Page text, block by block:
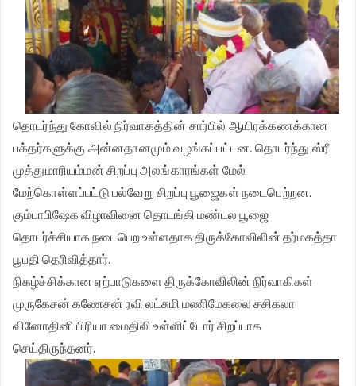
தொடர்ந்து கோவில் நிர்வாகத்தின் சார்பில் ஆயிரக்கணக்கான
பக்தர்களுக்கு அன்னதானமும் வழங்கப்பட்டன. தொடர்ந்து ஸ்ரீ
முத்துமாரியம்மன் சிறப்பு அலங்காரங்கள் மேல்
மேற்கொள்ளப்பட்டு பல்வேறு சிறப்பு பூஜைகள் நடைபெற்றன.
கும்பாபிஷேக விழாவினை தொடங்கி மண்டல பூஜை
தொடர்ச்சியாக நடைபெற உள்ளதாக திருக்கோவிலின் தர்மகத்தா
பூபதி தெரிவித்தார்.
நிகழ்ச்சிக்கான ஏற்பாடுகளை திருக்கோவிலின் நிர்வாகிகள்
முருகேசன் கணேசன் ரவி லட்சுமி மணிமேகலை சசிகலா
வினோதினி பிரியா மைதிலி உள்ளிட்டோர் சிறப்பாக
செய்திருந்தனர்.